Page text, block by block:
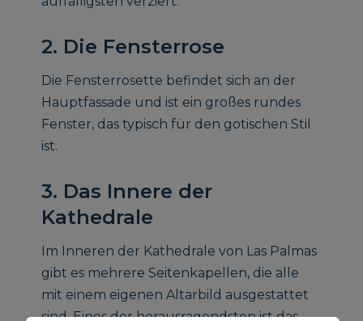
2. Die Fensterrose
Die Fensterrosette befindet sich an der
Hauptfassade und ist ein großes rundes
Fenster, das typisch für den gotischen Stil
ist.
3. Das Innere der
Kathedrale
Im Inneren der Kathedrale von Las Palmas
gibt es mehrere Seitenkapellen, die alle
mit einem eigenen Altarbild ausgestattet
sind. Eines der herausragendsten ist das